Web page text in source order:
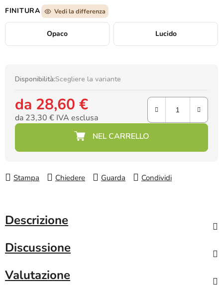
FINITURA Vedi la differenza
Opaco Lucido
Disponibilità:Scegliere la variante
da 28,60 €
da 23,30 € IVA esclusa
Prezzo della misura:
Stampa Chiedere Guarda Condividi
Descrizione
Discussione
Valutazione